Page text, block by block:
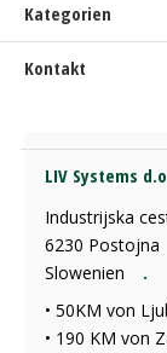
Kategorien
Kontakt
LIV Systems
Industrijska
6230 Postojna
Slowenien
.
• 50KM von
• 190 KM von